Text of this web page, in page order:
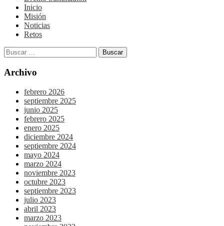
Inicio
Misión
Noticias
Retos
Archivo
febrero 2026
septiembre 2025
junio 2025
febrero 2025
enero 2025
diciembre 2024
septiembre 2024
mayo 2024
marzo 2024
noviembre 2023
octubre 2023
septiembre 2023
julio 2023
abril 2023
marzo 2023